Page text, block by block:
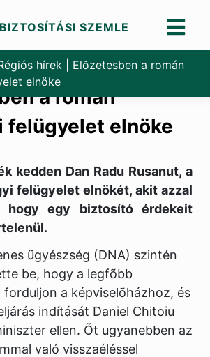
BIZTOSÍTÁSI SZEMLE
hírek
Elõzetesben a román
elnöke
a román
felügyelet elnöke
kedden Dan Radu Rusanut, a
felügyelet elnökét, akit azzal
hogy egy biztosító érdekeit
ügyészség (DNA) szintén
be, hogy a legfõbb
forduljon a képviselõházhoz, és
indítását Daniel Chitoiu
ellen. Õt ugyanebben az
való visszaéléssel